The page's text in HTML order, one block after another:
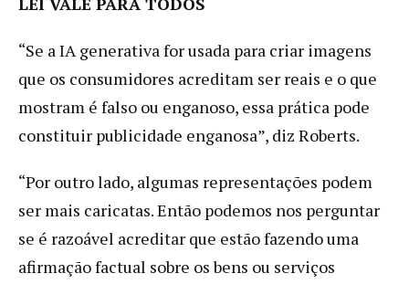
“Se a IA generativa for usada para criar imagens
que os consumidores acreditam ser reais e o que
mostram é falso ou enganoso, essa prática pode
constituir publicidade enganosa”, diz Roberts.
“Por outro lado, algumas representações podem
ser mais caricatas. Então podemos nos perguntar
se é razoável acreditar que estão fazendo uma
afirmação factual sobre os bens ou serviços